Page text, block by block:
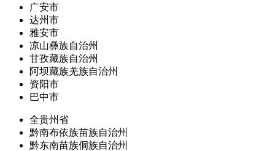
广安市
达州市
雅安市
凉山彝族自治州
甘孜藏族自治州
阿坝藏族羌族自治州
资阳市
巴中市
全贵州省
黔南布依族苗族自治州
黔东南苗族侗族自治州